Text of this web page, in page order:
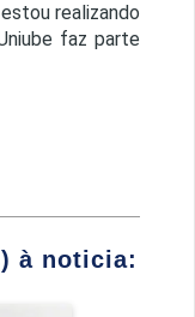
realizando
faz parte
à noticia: